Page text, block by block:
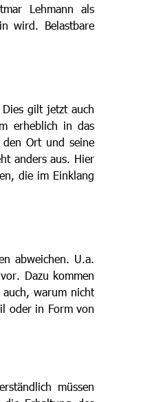
Lehmann als
wird. Belastbare
gilt jetzt auch
erheblich in das
Ort und seine
anders aus. Hier
die im Einklang
abweichen. U.a.
Dazu kommen
warum nicht
oder in Form von
müssen